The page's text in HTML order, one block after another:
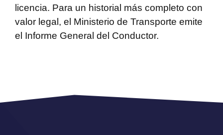
licencia. Para un historial más completo con
valor legal, el Ministerio de Transporte emite
el Informe General del Conductor.